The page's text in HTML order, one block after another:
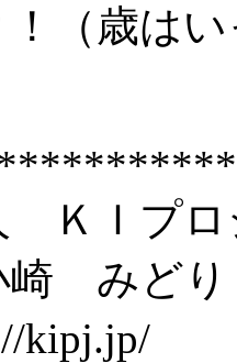
歳はい
ＫＩプロ
みどり
kipj.jp/